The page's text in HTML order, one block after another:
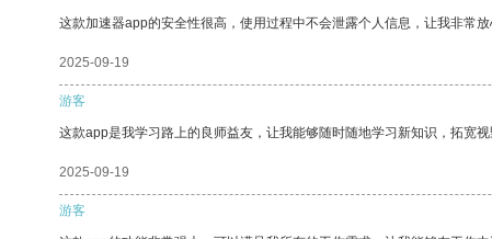
这款加速器app的安全性很高，使用过程中不会泄露个人信息，让我非常放
2025-09-19
游客
这款app是我学习路上的良师益友，让我能够随时随地学习新知识，拓宽视
2025-09-19
游客